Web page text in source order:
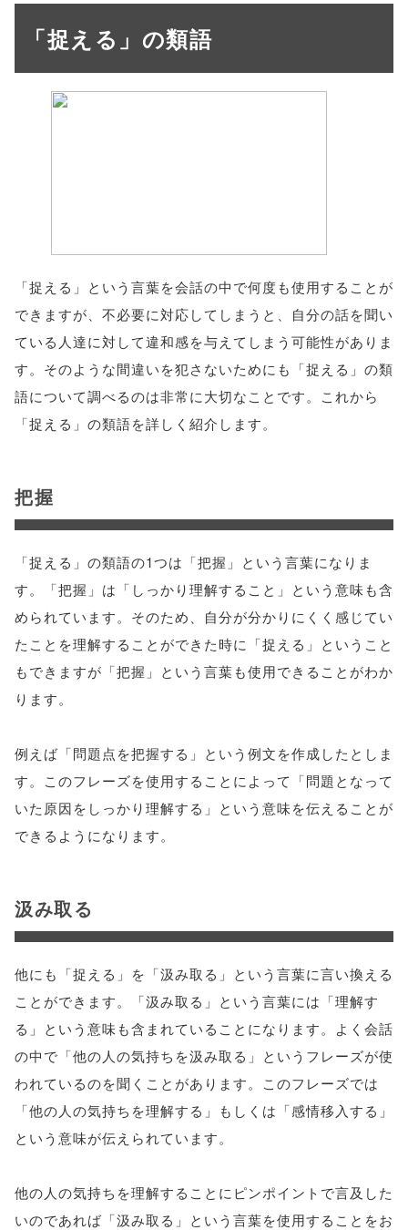
「捉える」の類語
「捉える」という言葉を会話の中で何度も使用することが
できますが、不必要に対応してしまうと、自分の話を聞い
ている人達に対して違和感を与えてしまう可能性がありま
す。そのような間違いを犯さないためにも「捉える」の類
語について調べるのは非常に大切なことです。これから
「捉える」の類語を詳しく紹介します。
把握
「捉える」の類語の1つは「把握」という言葉になりま
す。「把握」は「しっかり理解すること」という意味も含
められています。そのため、自分が分かりにくく感じてい
たことを理解することができた時に「捉える」ということ
もできますが「把握」という言葉も使用できることがわか
ります。
例えば「問題点を把握する」という例文を作成したとしま
す。このフレーズを使用することによって「問題となって
いた原因をしっかり理解する」という意味を伝えることが
できるようになります。
汲み取る
他にも「捉える」を「汲み取る」という言葉に言い換える
ことができます。「汲み取る」という言葉には「理解す
る」という意味も含まれていることになります。よく会話
の中で「他の人の気持ちを汲み取る」というフレーズが使
われているのを聞くことがあります。このフレーズでは
「他の人の気持ちを理解する」もしくは「感情移入する」
という意味が伝えられています。
他の人の気持ちを理解することにピンポイントで言及した
いのであれば「汲み取る」という言葉を使用することをお